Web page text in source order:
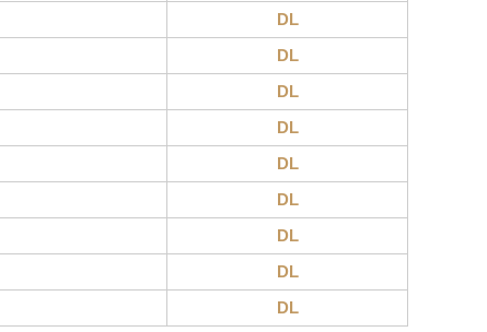
DL
DL
DL
DL
DL
DL
DL
DL
DL